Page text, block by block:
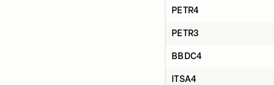
PETR4
PETR3
BBDC4
ITSA4